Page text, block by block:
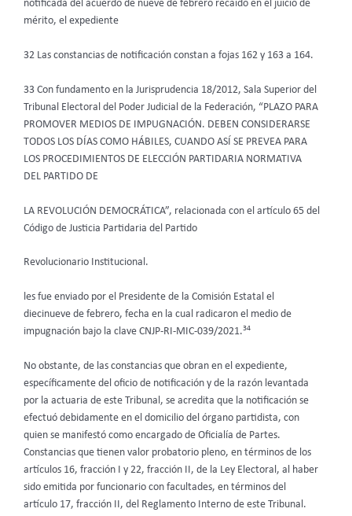
notificada del acuerdo de nueve de febrero recaído en el juicio de
mérito, el expediente
32 Las constancias de notificación constan a fojas 162 y 163 a 164.
33 Con fundamento en la Jurisprudencia 18/2012, Sala Superior del
Tribunal Electoral del Poder Judicial de la Federación, “PLAZO PARA
PROMOVER MEDIOS DE IMPUGNACIÓN. DEBEN CONSIDERARSE
TODOS LOS DÍAS COMO HÁBILES, CUANDO ASÍ SE PREVEA PARA
LOS PROCEDIMIENTOS DE ELECCIÓN PARTIDARIA NORMATIVA
DEL PARTIDO DE
LA REVOLUCIÓN DEMOCRÁTICA”, relacionada con el artículo 65 del
Código de Justicia Partidaria del Partido
Revolucionario Institucional.
les fue enviado por el Presidente de la Comisión Estatal el
diecinueve de febrero, fecha en la cual radicaron el medio de
impugnación bajo la clave CNJP-RI-MIC-039/2021.34
No obstante, de las constancias que obran en el expediente,
específicamente del oficio de notificación y de la razón levantada
por la actuaria de este Tribunal, se acredita que la notificación se
efectuó debidamente en el domicilio del órgano partidista, con
quien se manifestó como encargado de Oficialía de Partes.
Constancias que tienen valor probatorio pleno, en términos de los
artículos 16, fracción I y 22, fracción II, de la Ley Electoral, al haber
sido emitida por funcionario con facultades, en términos del
artículo 17, fracción II, del Reglamento Interno de este Tribunal.